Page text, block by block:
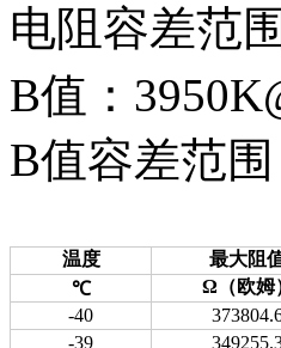
电阻容差范
B值：
B值容差范围
温度 最大阻
℃
Ω（欧姆
-40
-39